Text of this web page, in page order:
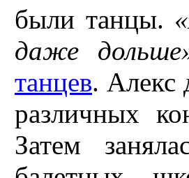
были танцы.
даже
танцев. Алекс
различных
Затем